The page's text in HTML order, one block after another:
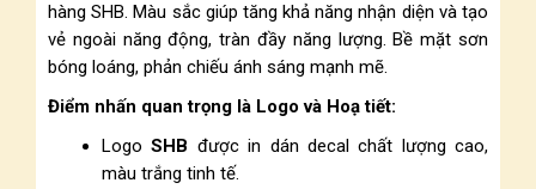
hàng SHB. Màu sắc giúp tăng khả năng nhận diện và tạo
vẻ ngoài năng động, tràn đầy năng lượng. Bề mặt sơn
bóng loáng, phản chiếu ánh sáng mạnh mẽ.
Điểm nhấn quan trọng là Logo và Hoạ tiết:
Logo SHB được in dán decal chất lượng cao,
màu trắng tinh tế.